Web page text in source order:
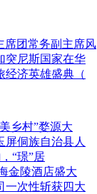
席团常务副主席风
突尼斯国家在华
经济英雄盛典（
乡村”婺源大
屏侗族自治县人
“璟”居
金陵酒店盛大
一次性斩获四大